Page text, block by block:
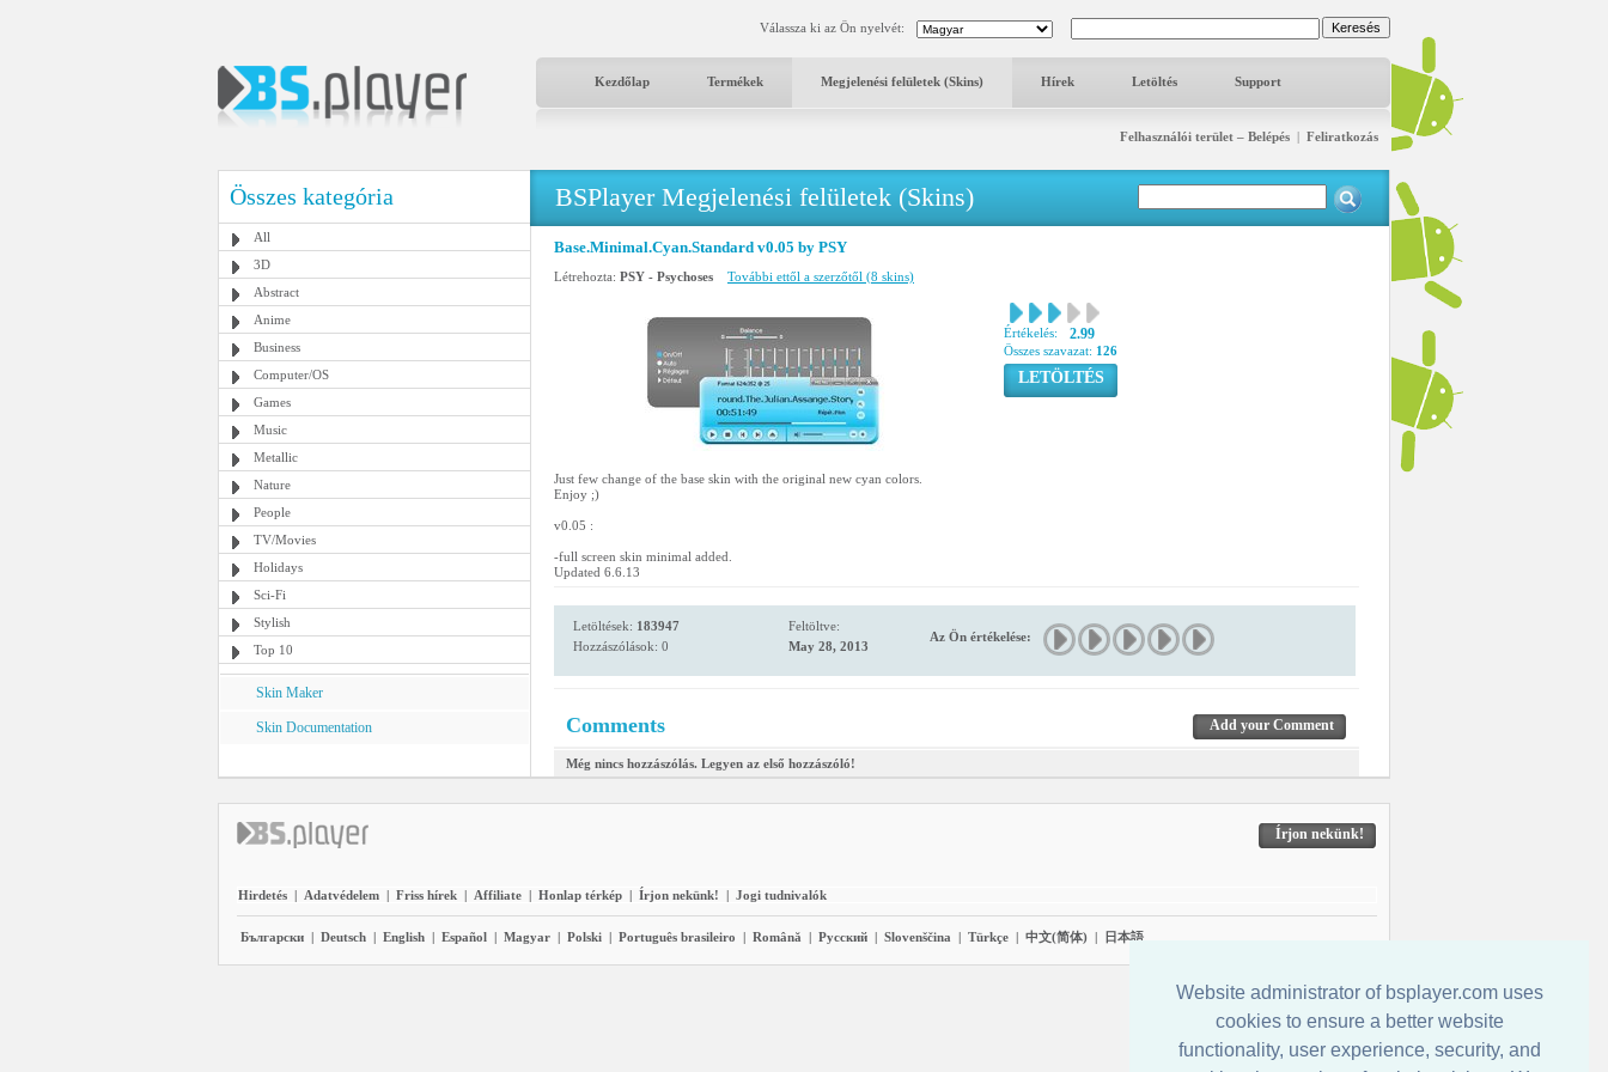
Website administrator of bsplayer.com uses
cookies to ensure a better website
functionality, user experience, security, and
Válassza ki az Ön nyelvét:
Kezdőlap Termékek Megjelenési felületek (Skins) Hírek Letöltés Support
Felhasználói terület – Belépés | Feliratkozás
Összes kategória
All
3D
Abstract
Anime
Business
Computer/OS
Games
Music
Metallic
Nature
People
TV/Movies
Holidays
Sci-Fi
Stylish
Top 10
Skin Maker
Skin Documentation
BSPlayer Megjelenési felületek (Skins)
Base.Minimal.Cyan.Standard v0.05 by PSY
Létrehozta: PSY - Psychoses További ettől a szerzőtől (8 skins)
Értékelés: 2.99
Összes szavazat: 126
LETÖLTÉS
Just few change of the base skin with the original new cyan colors.
Enjoy ;)
v0.05 :
-full screen skin minimal added.
Updated 6.6.13
Letöltések: 183947
Hozzászólások: 0
Feltöltve:
May 28, 2013
Az Ön értékelése:
Comments Add your Comment
Még nincs hozzászólás. Legyen az első hozzászóló!
Írjon nekünk!
Hirdetés | Adatvédelem | Friss hírek | Affiliate | Honlap térkép | Írjon nekünk! | Jogi tudnivalók
Български | Deutsch | English | Español | Magyar | Polski | Português brasileiro | Română | Pyccĸий | Slovenščina | Türkçe | 中文(简体) | 日本語